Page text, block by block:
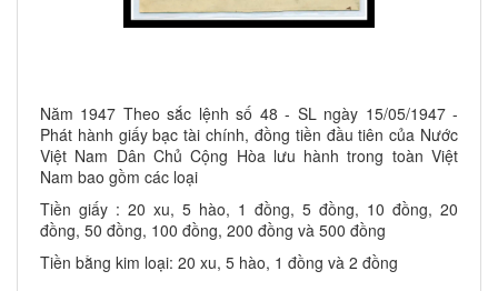
Năm 1947 Theo sắc lệnh số 48 - SL ngày 15/05/1947 -
Phát hành giấy bạc tài chính, đồng tiền đầu tiên của Nước
Việt Nam Dân Chủ Cộng Hòa lưu hành trong toàn Việt
Nam bao gồm các loại
Tiền giấy : 20 xu, 5 hào, 1 đồng, 5 đồng, 10 đồng, 20
đồng, 50 đồng, 100 đồng, 200 đồng và 500 đồng
Tiền bằng kim loại: 20 xu, 5 hào, 1 đồng và 2 đồng